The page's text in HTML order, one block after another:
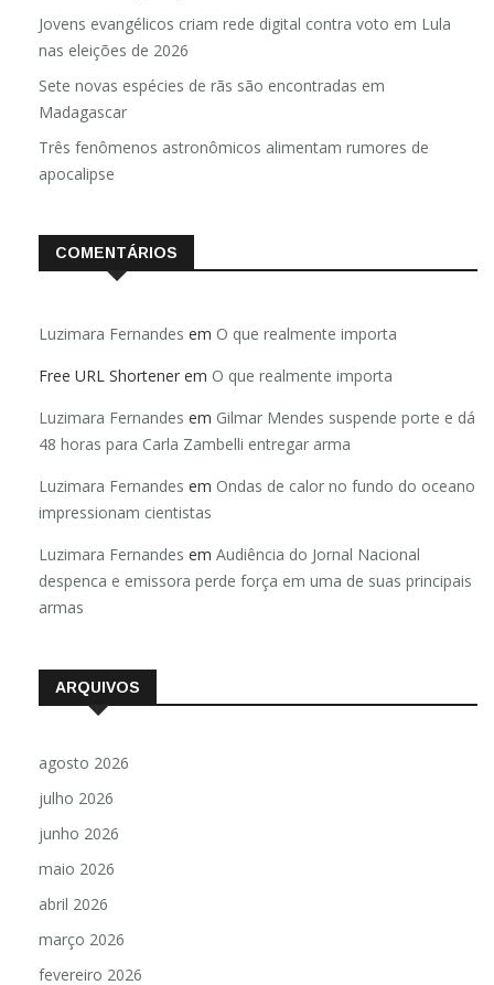
Jovens evangélicos criam rede digital contra voto em Lula
nas eleições de 2026
Sete novas espécies de rãs são encontradas em
Madagascar
Três fenômenos astronômicos alimentam rumores de
apocalipse
COMENTÁRIOS
Luzimara Fernandes em O que realmente importa
Free URL Shortener em O que realmente importa
Luzimara Fernandes em Gilmar Mendes suspende porte e dá
48 horas para Carla Zambelli entregar arma
Luzimara Fernandes em Ondas de calor no fundo do oceano
impressionam cientistas
Luzimara Fernandes em Audiência do Jornal Nacional
despenca e emissora perde força em uma de suas principais
armas
ARQUIVOS
agosto 2026
julho 2026
junho 2026
maio 2026
abril 2026
março 2026
fevereiro 2026